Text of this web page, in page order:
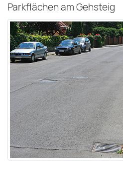
Parkflächen am Gehsteig